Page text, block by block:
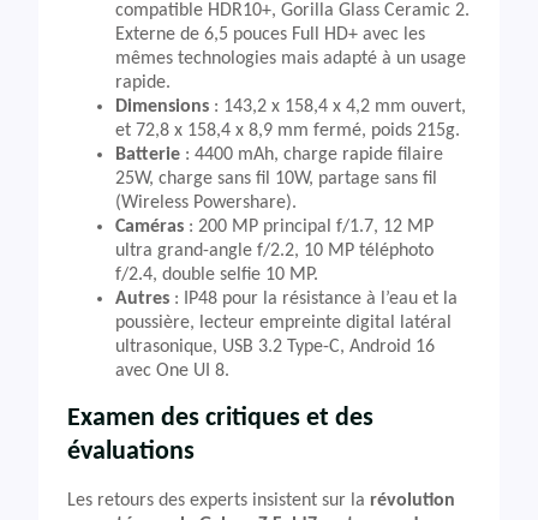
compatible HDR10+, Gorilla Glass Ceramic 2.
Externe de 6,5 pouces Full HD+ avec les
mêmes technologies mais adapté à un usage
rapide.
Dimensions : 143,2 x 158,4 x 4,2 mm ouvert,
et 72,8 x 158,4 x 8,9 mm fermé, poids 215g.
Batterie : 4400 mAh, charge rapide filaire
25W, charge sans fil 10W, partage sans fil
(Wireless Powershare).
Caméras : 200 MP principal f/1.7, 12 MP
ultra grand-angle f/2.2, 10 MP téléphoto
f/2.4, double selfie 10 MP.
Autres : IP48 pour la résistance à l’eau et la
poussière, lecteur empreinte digital latéral
ultrasonique, USB 3.2 Type-C, Android 16
avec One UI 8.
Examen des critiques et des
évaluations
Les retours des experts insistent sur la révolution